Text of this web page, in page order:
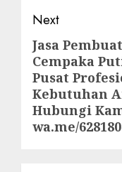
Next
Next
post:
Jasa
Cempaka
Pusat
Kebutuhan
Hubungi
wa.me/